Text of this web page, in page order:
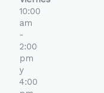
10:00
am
-
2:00
pm
y
4:00